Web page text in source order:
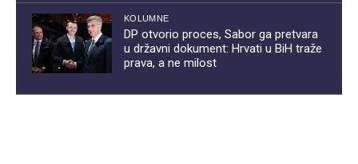
KOLUMNE
DP otvorio proces, Sabor ga pretvara
u državni dokument: Hrvati u BiH traže
prava, a ne milost